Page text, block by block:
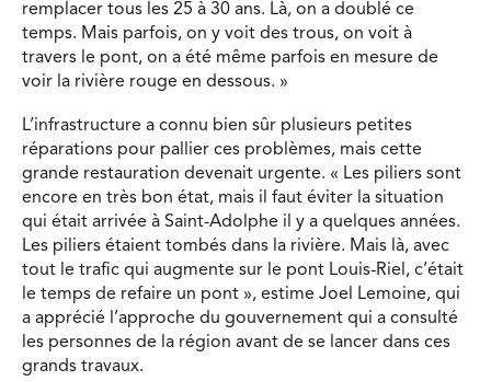
remplacer tous les 25 à 30 ans. Là, on a doublé ce
temps. Mais parfois, on y voit des trous, on voit à
travers le pont, on a été même parfois en mesure de
voir la rivière rouge en dessous. »
L’infrastructure a connu bien sûr plusieurs petites
réparations pour pallier ces problèmes, mais cette
grande restauration devenait urgente. « Les piliers sont
encore en très bon état, mais il faut éviter la situation
qui était arrivée à Saint-Adolphe il y a quelques années.
Les piliers étaient tombés dans la rivière. Mais là, avec
tout le trafic qui augmente sur le pont Louis-Riel, c’était
le temps de refaire un pont », estime Joel Lemoine, qui
a apprécié l’approche du gouvernement qui a consulté
les personnes de la région avant de se lancer dans ces
grands travaux.